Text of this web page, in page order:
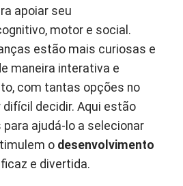
apoiar seu
motor e social.
estão mais curiosas e
maneira interativa e
com tantas opções no
difícil decidir. Aqui estão
ajudá-lo a selecionar
o desenvolvimento
e divertida.